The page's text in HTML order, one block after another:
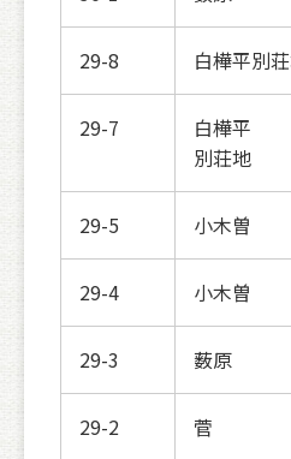
29-8 白樺平別
29-7
白樺平
別荘地
29-5 小木曽
29-4 小木曽
29-3 薮原
29-2 菅